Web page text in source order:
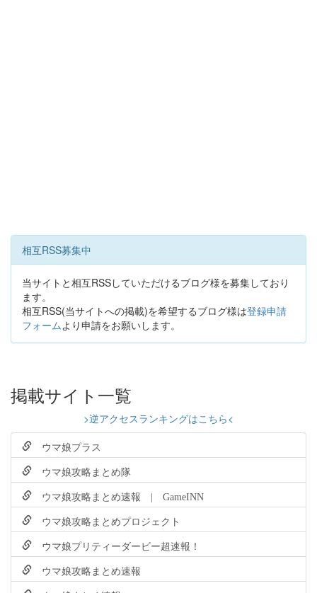
相互RSS募集中
当サイトと相互RSSしていただけるブログ様を募集しており
ます。
相互RSS(当サイトへの掲載)を希望するブログ様は登録申請
フォームより申請をお願いします。
掲載サイト一覧
>逆アクセスランキングはこちら<
ウマ娘プラス
ウマ娘攻略まとめ隊
ウマ娘攻略まとめ速報 | GameINN
ウマ娘攻略まとめプロジェクト
ウマ娘プリティーダービー超速報！
ウマ娘攻略まとめ速報